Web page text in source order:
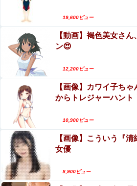
す。逮捕しろやｗｗｗ
秋元真夏、ノーブラノーパ
で隠す姿がほぼAV女優・・
エロ漫画『ネガティブちっ
た』をrawやhitomiを使わず
19,600ビュー
【動画】褐色美女さ
ン😍
12,200ビュー
【画像】カワイ子ち
からトレジャーハント
10,900ビュー
【画像】こういう『
女優
8,900ビュー